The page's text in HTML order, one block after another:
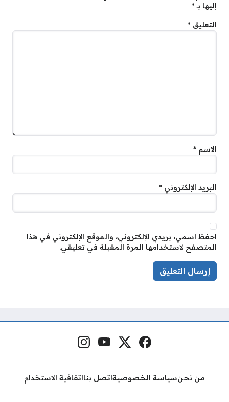
إليها بـ*
التعليق *
الاسم *
البريد الإلكتروني *
احفظ اسمي، بريدي الإلكتروني، والموقع الإلكتروني في هذا
المتصفح لاستخدامها المرة المقبلة في تعليقي.
مواقع التواصل فيسبوكمنصة إكس
يوتيوبإنستغرام
من نحنسياسة الخصوصيةاتصل بنااتفاقية الاستخدام